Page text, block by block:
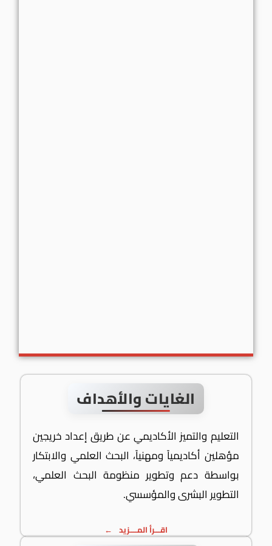
الغايات والأهداف
التعليم والتميز الأكاديمي عن طريق إعداد خريجين
مؤهلين أكاديمياً ومهنياً، البحث العلمي والابتكار
بواسطة دعم وتطوير منظومة البحث العلمي،
التطوير البشرى والمؤسسي.
اقـــرأ المــــزيد